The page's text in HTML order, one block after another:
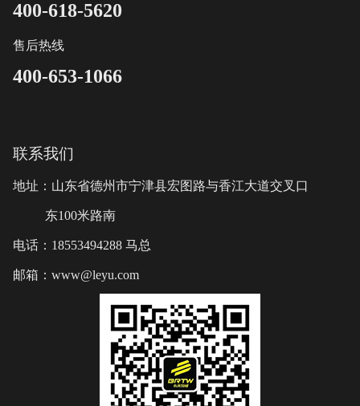
400-618-5620
售后热线
400-653-1066
联系我们
地址：山东省德州市宁津县宏图路与香江大道交叉口
东100米路南
电话：18553494288 马总
邮箱：www@leyu.com